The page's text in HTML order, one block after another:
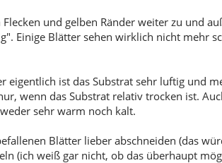
und gelben Ränder weiter zu und
Einige Blätter sehen wirklich nicht mehr
eigentlich ist das Substrat sehr luftig und
wenn das Substrat relativ trocken ist.
sehr warm noch kalt.
Blätter lieber abschneiden (das
(ich weiß gar nicht, ob das überhaupt